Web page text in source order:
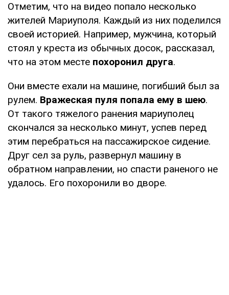
Отметим, что на видео попало несколько
жителей Мариуполя. Каждый из них поделился
своей историей. Например, мужчина, который
стоял у креста из обычных досок, рассказал,
что на этом месте похоронил друга.
Они вместе ехали на машине, погибший был за
рулем. Вражеская пуля попала ему в шею.
От такого тяжелого ранения мариуполец
скончался за несколько минут, успев перед
этим перебраться на пассажирское сидение.
Друг сел за руль, развернул машину в
обратном направлении, но спасти раненого не
удалось. Его похоронили во дворе.